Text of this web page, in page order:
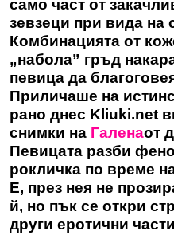
само част от
зевзеци при вида на
Комбинацията от
„набола” гръд
певица да
Приличаше на
рано днес Kliuki.net
снимки на Галенаот
Певицата разби
рокличка по време
Е, през нея не
й, но пък се откри
други еротични